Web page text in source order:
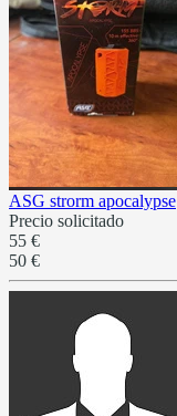
ASG strorm apocalypse
Precio solicitado
55 €
50 €